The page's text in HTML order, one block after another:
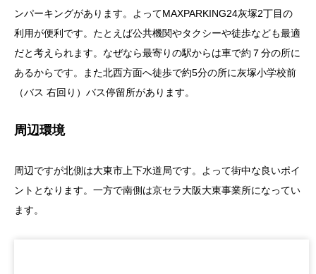
ンパーキングがあります。よってMAXPARKING24灰塚2丁目の
利用が便利です。たとえば公共機関やタクシーや徒歩なども最適
だと考えられます。なぜなら最寄りの駅からは車で約７分の所に
あるからです。また北西方面へ徒歩で約5分の所に灰塚小学校前
（バス 右回り）バス停留所があります。
周辺環境
周辺ですが北側は大東市上下水道局です。よって街中な良いポイ
ントとなります。一方で南側は京セラ大阪大東事業所になってい
ます。